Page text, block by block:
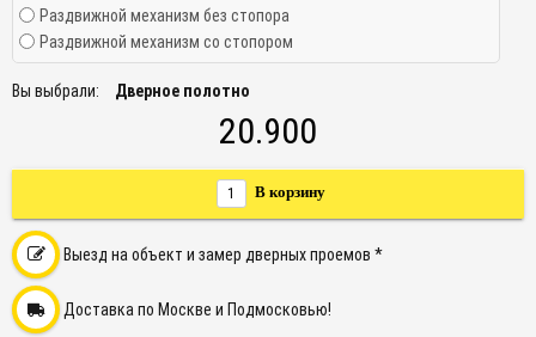
Раздвижной механизм без стопора
Раздвижной механизм со стопором
Вы выбрали: Дверное полотно
20.900
В корзину
Выезд на объект и замер дверных проемов *
Доставка по Москве и Подмосковью!